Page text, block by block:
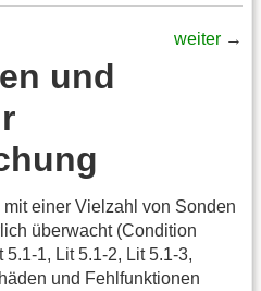
weiter →
und
einer Vielzahl von Sonden
überwacht (Condition
5.1-1, Lit 5.1-2, Lit 5.1-3,
und Fehlfunktionen